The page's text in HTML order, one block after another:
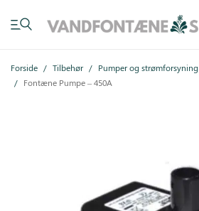
Forside / Tilbehør / Pumper og strømforsyning
/ Fontæne Pumpe – 450A